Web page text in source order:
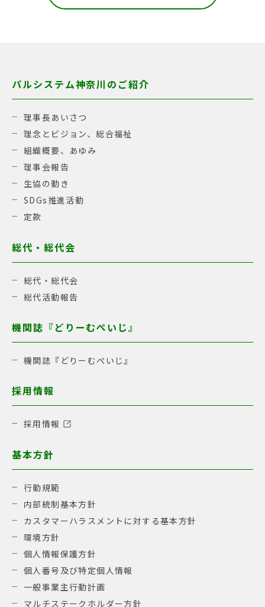
パルシステム神奈川のご紹介
理事長あいさつ
理念とビジョン、総合福祉
組織概要、あゆみ
理事会報告
生協の動き
SDGs推進活動
定款
総代・総代会
総代・総代会
総代活動報告
機関誌『どりーむぺいじ』
機関誌『どりーむぺいじ』
採用情報
採用情報
基本方針
行動規範
内部統制基本方針
カスタマーハラスメントに対する基本方針
環境方針
個人情報保護方針
個人番号及び特定個人情報
一般事業主行動計画
マルチステークホルダー方針